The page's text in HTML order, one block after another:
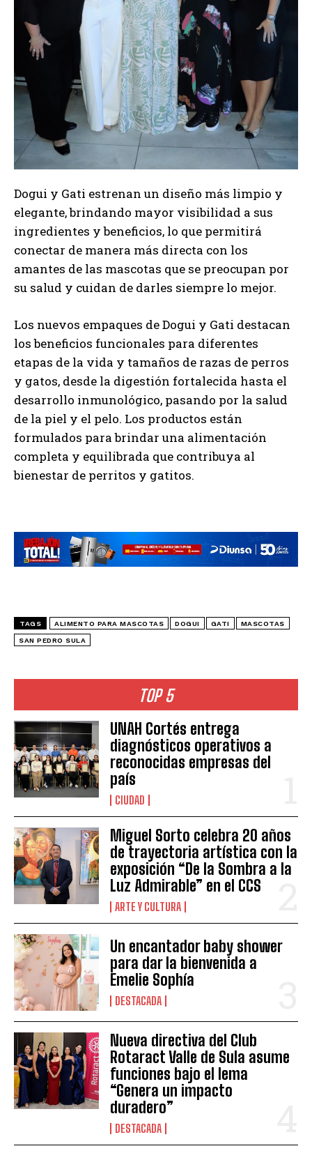
TOP 5
UNAH Cortés entrega
diagnósticos operativos a
reconocidas empresas del
país
CIUDAD
Miguel Sorto celebra 20 años
de trayectoria artística con la
exposición “De la Sombra a la
Luz Admirable” en el CCS
ARTE Y CULTURA
Un encantador baby shower
para dar la bienvenida a
Emelie Sophía
DESTACADA
Nueva directiva del Club
Rotaract Valle de Sula asume
funciones bajo el lema
“Genera un impacto
duradero”
DESTACADA
Dogui y Gati estrenan un diseño más limpio y
elegante, brindando mayor visibilidad a sus
ingredientes y beneficios, lo que permitirá
conectar de manera más directa con los
amantes de las mascotas que se preocupan por
su salud y cuidan de darles siempre lo mejor.
Los nuevos empaques de Dogui y Gati destacan
los beneficios funcionales para diferentes
etapas de la vida y tamaños de razas de perros
y gatos, desde la digestión fortalecida hasta el
desarrollo inmunológico, pasando por la salud
de la piel y el pelo. Los productos están
formulados para brindar una alimentación
completa y equilibrada que contribuya al
bienestar de perritos y gatitos.
TAGS ALIMENTO PARA MASCOTAS DOGUI GATI MASCOTAS
SAN PEDRO SULA